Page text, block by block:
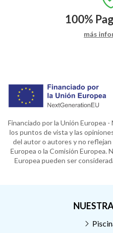
100%
más
Financiado por la Unión Europea
los puntos de vista y las
del autor o autores y no
Europea o la Comisión Europea.
Europea pueden ser